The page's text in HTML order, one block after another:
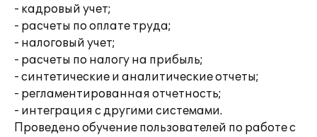
- кадровый учет;
- расчеты по оплате труда;
- налоговый учет;
- расчеты по налогу на прибыль;
- синтетические и аналитические отчеты;
- регламентированная отчетность;
- интеграция с другими системами.
Проведено обучение пользователей по работе с